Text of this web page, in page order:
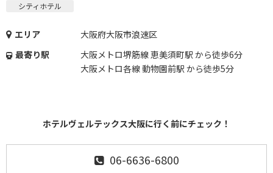
シティホテル
エリア
大阪府大阪市浪速区
最寄り駅
大阪メトロ堺筋線 恵美須町駅 から徒歩6分
大阪メトロ各線 動物園前駅 から徒歩5分
ホテルヴェルテックス大阪に行く前にチェック！
06-6636-6800